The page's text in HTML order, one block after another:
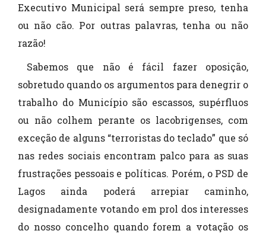
Executivo Municipal será sempre preso, tenha
ou não cão. Por outras palavras, tenha ou não
razão!
Sabemos que não é fácil fazer oposição,
sobretudo quando os argumentos para denegrir o
trabalho do Município são escassos, supérfluos
ou não colhem perante os lacobrigenses, com
exceção de alguns “terroristas do teclado” que só
nas redes sociais encontram palco para as suas
frustrações pessoais e políticas. Porém, o PSD de
Lagos ainda poderá arrepiar caminho,
designadamente votando em prol dos interesses
do nosso concelho quando forem a votação os